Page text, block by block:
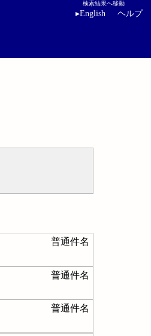
検索結果へ移動
▸English ヘルプ
普通件名
普通件名
普通件名